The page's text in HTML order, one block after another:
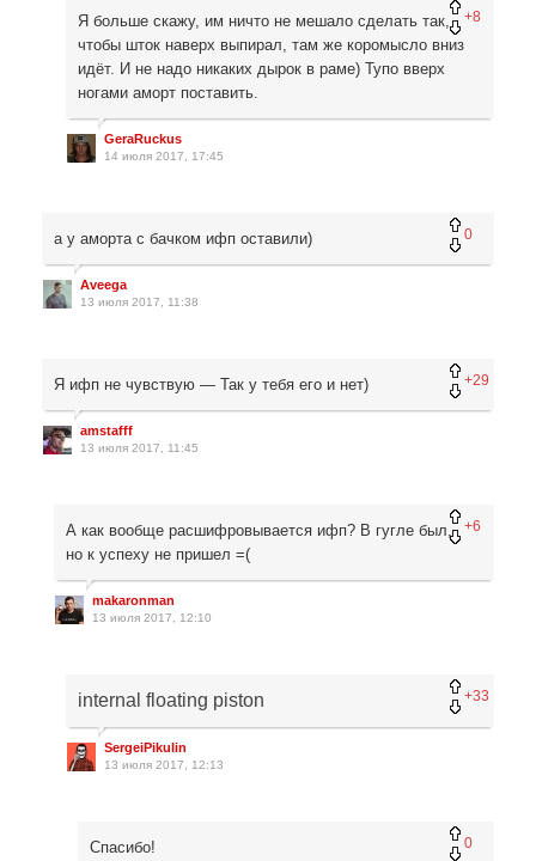
+8
Я больше скажу, им ничто не мешало сделать так,
чтобы шток наверх выпирал, там же коромысло вниз
идёт. И не надо никаких дырок в раме) Тупо вверх
ногами аморт поставить.
GeraRuckus
14 июля 2017, 17:45
0
а у аморта с бачком ифп оставили)
Aveega
13 июля 2017, 11:38
+29
Я ифп не чувствую — Так у тебя его и нет)
amstafff
13 июля 2017, 11:45
+6
А как вообще расшифровывается ифп? В гугле был,
но к успеху не пришел =(
makaronman
13 июля 2017, 12:10
+33
internal floating piston
SergeiPikulin
13 июля 2017, 12:13
0
Спасибо!